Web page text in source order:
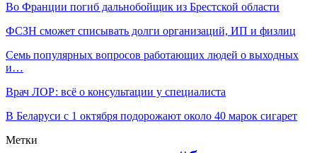
Во Франции погиб дальнобойщик из Брестской области
ФСЗН сможет списывать долги организаций, ИП и физлиц
Семь популярных вопросов работающих людей о выходных
и…
Врач ЛОР: всё о консультации у специалиста
В Беларуси с 1 октября подорожают около 40 марок сигарет
Метки